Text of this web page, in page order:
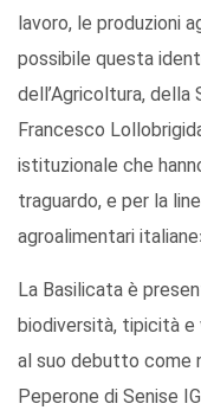
lavoro, le produzioni
possibile questa
dell’Agricoltura,
Francesco
istituzionale che
traguardo, e per la
agroalimentari
La Basilicata è
biodiversità, tipicità e
al suo debutto come
Peperone di Senise